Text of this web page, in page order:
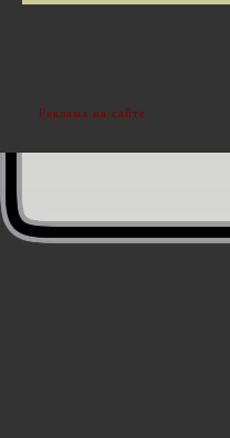
Реклама на сайте